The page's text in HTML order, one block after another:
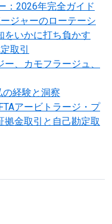
：2026年完全ガイド
ジャーのローテーシ
をいかに打ち負かす
取引
、カモフラージュ、
経験と洞察
アービトラージ・プ
拠金取引と自己勘定取